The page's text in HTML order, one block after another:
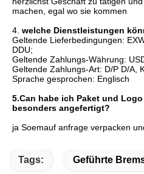
machen, egal wo sie kommen
4. welche Dienstleistungen
Geltende Lieferbedingungen:
DDU;
Geltende Zahlungs-Währung:
Geltende Zahlungs-Art: D/P D/A,
Sprache gesprochen: Englisch
5.Can habe ich Paket und
besonders angefertigt?
ja Soemauf anfrage verpacken
Tags: Geführte